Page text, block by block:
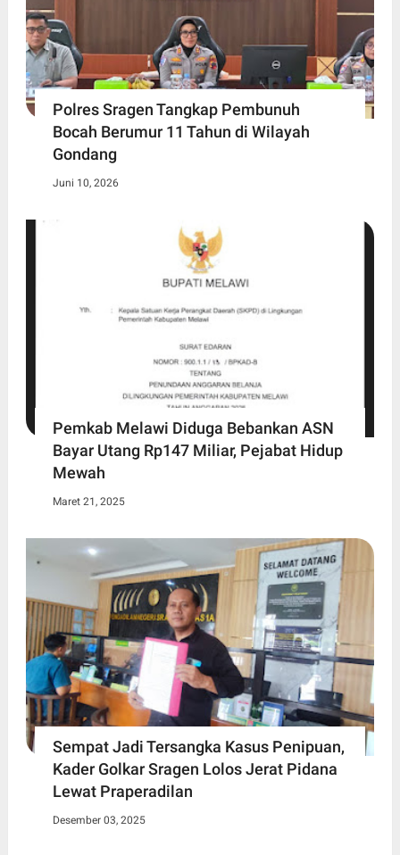
Polres Sragen Tangkap Pembunuh
Bocah Berumur 11 Tahun di Wilayah
Gondang
Juni 10, 2026
Pemkab Melawi Diduga Bebankan ASN
Bayar Utang Rp147 Miliar, Pejabat Hidup
Mewah
Maret 21, 2025
Sempat Jadi Tersangka Kasus Penipuan,
Kader Golkar Sragen Lolos Jerat Pidana
Lewat Praperadilan
Desember 03, 2025